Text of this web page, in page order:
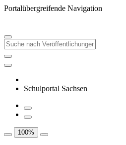
Portalübergreifende Navigation
Schulportal Sachsen
100%